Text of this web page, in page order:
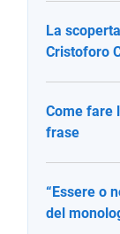
La
Cristoforo
Come fare
frase
“Essere o
del